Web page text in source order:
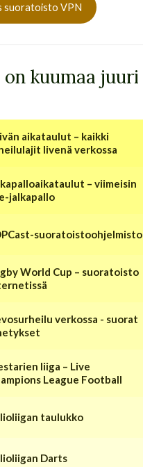
suoratoisto VPN
kuumaa juuri
aikataulut – kaikki
livenä verkossa
– viimeisin
jalkapallo
suoratoistoohjelmisto
World Cup – suoratoisto
verkossa - suorat
liiga – Live
League Football
taulukko
Darts